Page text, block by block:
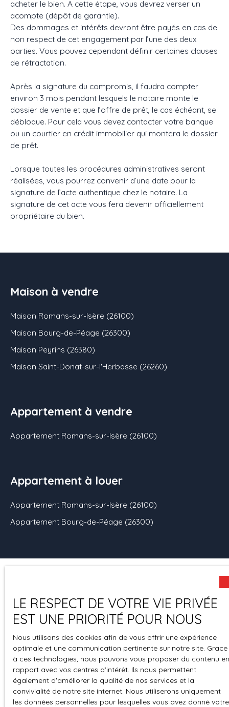
acheter le bien. A cette étape, vous devrez verser un
acompte (dépôt de garantie).
Des dommages et intérêts devront être payés en cas de
non respect de cet engagement par l’une des deux
parties. Vous pouvez cependant définir certaines clauses
de rétractation.
Après la signature du compromis, il faudra compter
environ 3 mois pendant lesquels le notaire monte le
dossier de vente et que l’offre de prêt, le cas échéant, se
débloque. Pour cela vous devez contacter votre banque
ou un courtier en crédit immobilier qui montera le dossier
de prêt.
Lorsque toutes les procédures administratives seront
réalisées, vous pourrez convenir d’une date pour la
signature de l’acte authentique chez le notaire. La
signature de cet acte vous fera devenir officiellement
propriétaire du bien.
Maison à vendre
Maison Romans-sur-Isère (26100)
Maison Bourg-de-Péage (26300)
Maison Peyrins (26380)
Maison Saint-Donat-sur-l'Herbasse (26260)
Appartement à vendre
Appartement Romans-sur-Isère (26100)
Appartement à louer
Appartement Romans-sur-Isère (26100)
Appartement Bourg-de-Péage (26300)
légales
confidentiali
té
perso
cookies
LE RESPECT DE VOTRE VIE PRIVÉE
EST UNE PRIORITÉ POUR NOUS
Nous utilisons des cookies afin de vous offrir une expérience
optimale et une communication pertinente sur notre site. Grace
à ces technologies, nous pouvons vous proposer du contenu en
rapport avec vos centres d'intérêt. Ils nous permettent
également d'améliorer la qualité de nos services et la
convivialité de notre site internet. Nous utiliserons uniquement
les données personnelles pour lesquelles vous avez donné votre